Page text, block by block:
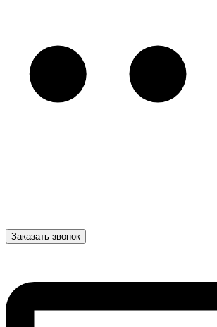
Заказать звонок